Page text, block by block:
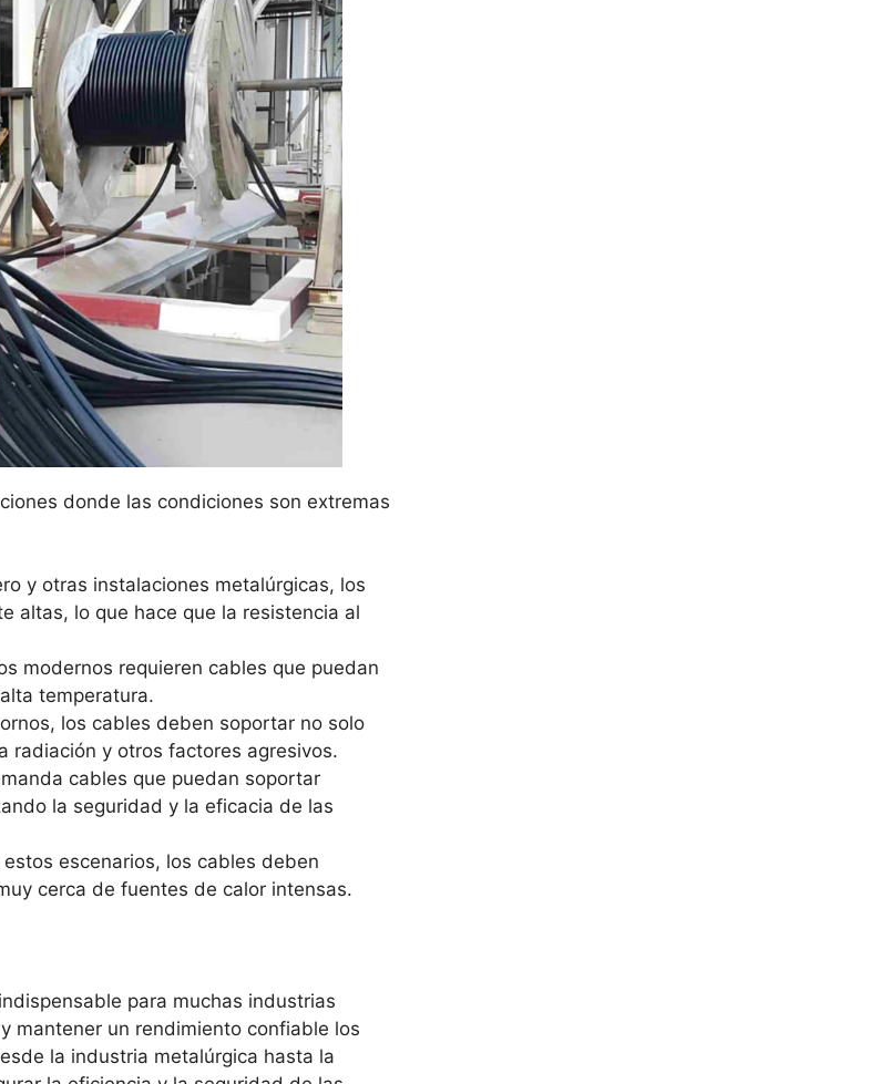
donde las condiciones son extremas
y otras instalaciones metalúrgicas, los
altas, lo que hace que la resistencia al
modernos requieren cables que puedan
temperatura.
los cables deben soportar no solo
radiación y otros factores agresivos.
cables que puedan soportar
la seguridad y la eficacia de las
estos escenarios, los cables deben
cerca de fuentes de calor intensas.
para muchas industrias
mantener un rendimiento confiable los
la industria metalúrgica hasta la